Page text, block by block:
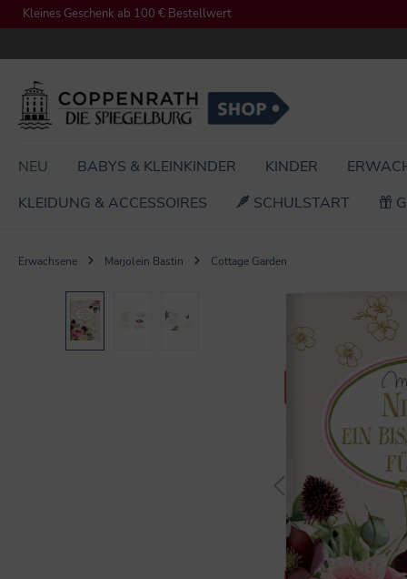
Zur Hauptnavigation springen
Kleines Geschenk ab 100 € Bestellwert
NEU BABYS & KLEINKINDER KINDER
KLEIDUNG & ACCESSOIRES
SCHULSTART
Erwachsene Marjolein Bastin Cottage Garden
Bildergalerie überspringen